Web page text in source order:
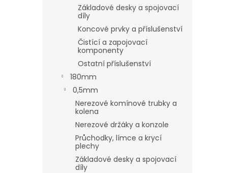
Základové desky a spojovací
díly
Koncové prvky a příslušenství
Čistící a zapojovací
komponenty
Ostatní příslušenství
180mm
0,5mm
Nerezové komínové trubky a
kolena
Nerezové držáky a konzole
Průchodky, límce a krycí
plechy
Základové desky a spojovací
díly